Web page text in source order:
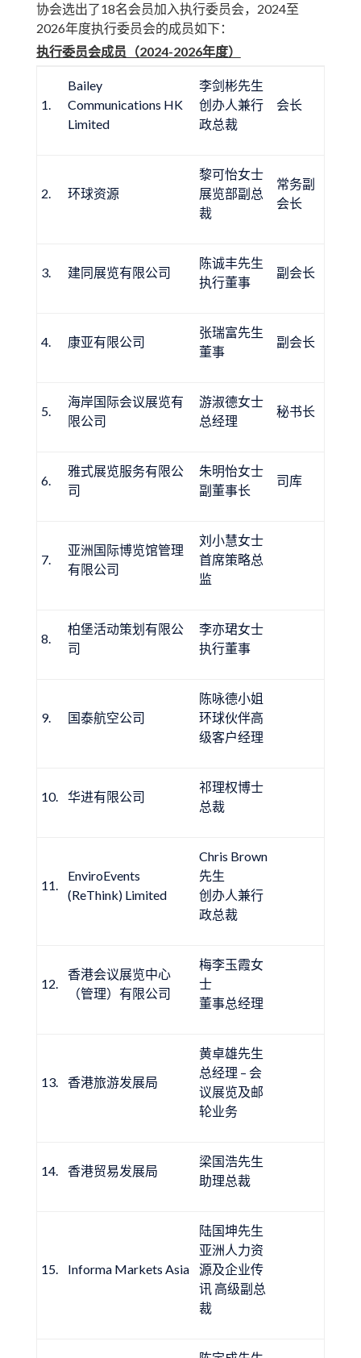
协会选出了18名会员加入执行委员会，2024至
2026年度执行委员会的成员如下：
执行委员会成员（2024-2026年度）
1.
Bailey
Communications HK
Limited
李剑彬先生
创办人兼行
政总裁
会长
2. 环球资源
黎可怡女士
展览部副总
裁
常务副
会长
3. 建同展览有限公司
陈诚丰先生
执行董事
副会长
4. 康亚有限公司
张瑞富先生
董事
副会长
5.
海岸国际会议展览有
限公司
游淑德女士
总经理
秘书长
6.
雅式展览服务有限公
司
朱明怡女士
副董事长
司库
7.
亚洲国际博览馆管理
有限公司
刘小慧女士
首席策略总
监
8.
柏堡活动策划有限公
司
李亦珺女士
执行董事
9. 国泰航空公司
陈咏德小姐
环球伙伴高
级客户经理
10. 华进有限公司
祁理权博士
总裁
11.
EnviroEvents
(ReThink) Limited
Chris Brown
先生
创办人兼行
政总裁
12.
香港会议展览中心
（管理）有限公司
梅李玉霞女
士
董事总经理
13. 香港旅游发展局
黄卓雄先生
总经理 – 会
议展览及邮
轮业务
14. 香港贸易发展局
梁国浩先生
助理总裁
15. Informa Markets Asia
陆国坤先生
亚洲人力资
源及企业传
讯 高级副总
裁